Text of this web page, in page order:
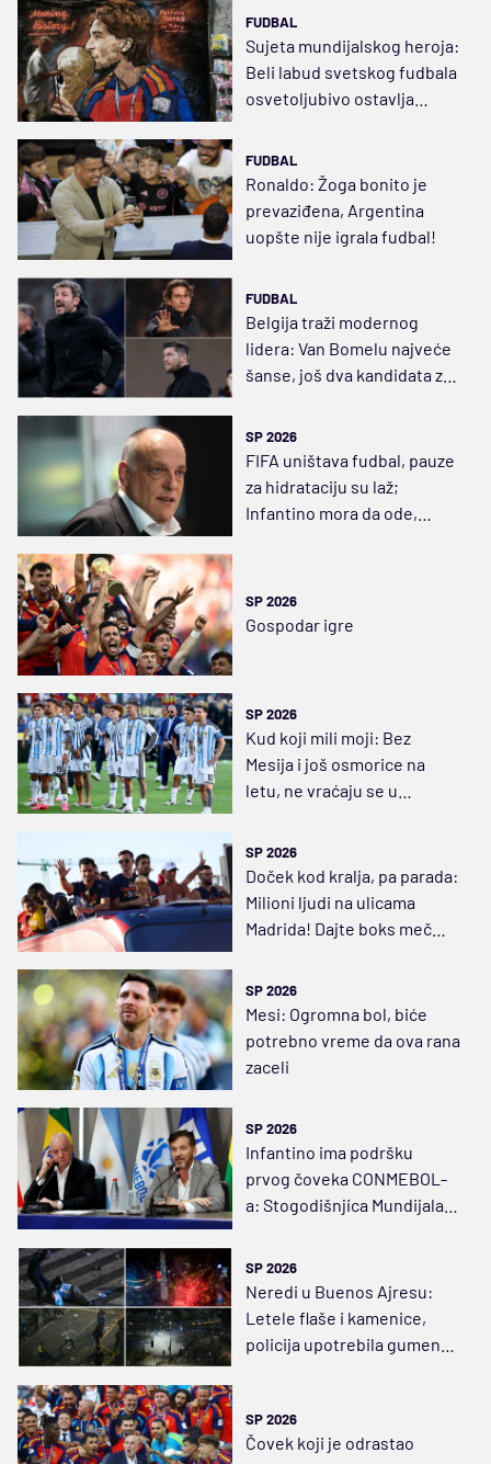
FUDBAL
Sujeta mundijalskog heroja:
Beli labud svetskog fudbala
osvetoljubivo ostavlja
FUDBAL
Ronaldo: Žoga bonito je
prevaziđena, Argentina
uopšte nije igrala fudbal!
FUDBAL
Belgija traži modernog
lidera: Van Bomelu najveće
šanse, još dva kandidata za
SP 2026
FIFA uništava fudbal, pauze
za hidrataciju su laž;
Infantino mora da ode,
SP 2026
Gospodar igre
SP 2026
Kud koji mili moji: Bez
Mesija i još osmorice na
letu, ne vraćaju se u
SP 2026
Doček kod kralja, pa parada:
Milioni ljudi na ulicama
Madrida! Dajte boks meč
(VIDEO)
SP 2026
Mesi: Ogromna bol, biće
potrebno vreme da ova rana
zaceli
SP 2026
Infantino ima podršku
prvog čoveka CONMEBOL-
a: Stogodišnjica Mundijala
SP 2026
Neredi u Buenos Ajresu:
Letele flaše i kamenice,
policija upotrebila gumene
SP 2026
Čovek koji je odrastao